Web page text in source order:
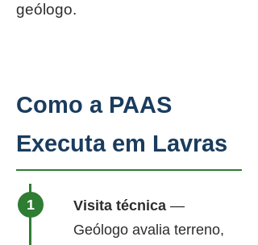
geólogo.
Como a PAAS
Executa em Lavras
Visita técnica —
Geólogo avalia terreno,